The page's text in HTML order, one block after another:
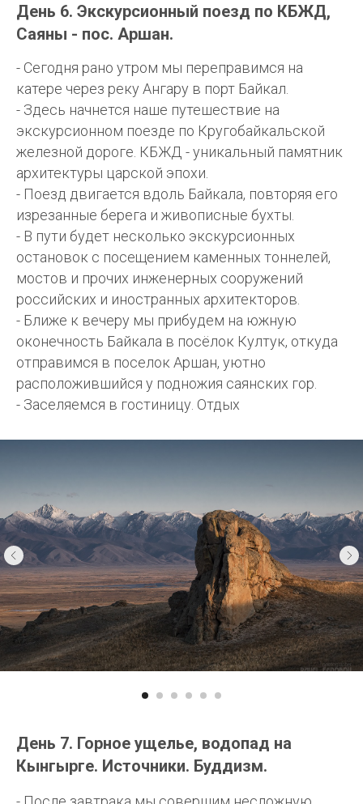
День 6. Экскурсионный поезд по КБЖД,
Саяны - пос. Аршан.
- Сегодня рано утром мы переправимся на
катере через реку Ангару в порт Байкал.
- Здесь начнется наше путешествие на
экскурсионном поезде по Кругобайкальской
железной дороге. КБЖД - уникальный памятник
архитектуры царской эпохи.
- Поезд двигается вдоль Байкала, повторяя его
изрезанные берега и живописные бухты.
- В пути будет несколько экскурсионных
остановок с посещением каменных тоннелей,
мостов и прочих инженерных сооружений
российских и иностранных архитекторов.
- Ближе к вечеру мы прибудем на южную
оконечность Байкала в посёлок Култук, откуда
отправимся в поселок Аршан, уютно
расположившийся у подножия саянских гор.
- Заселяемся в гостиницу. Отдых
День 7. Горное ущелье, водопад на
Кынгырге. Источники. Буддизм.